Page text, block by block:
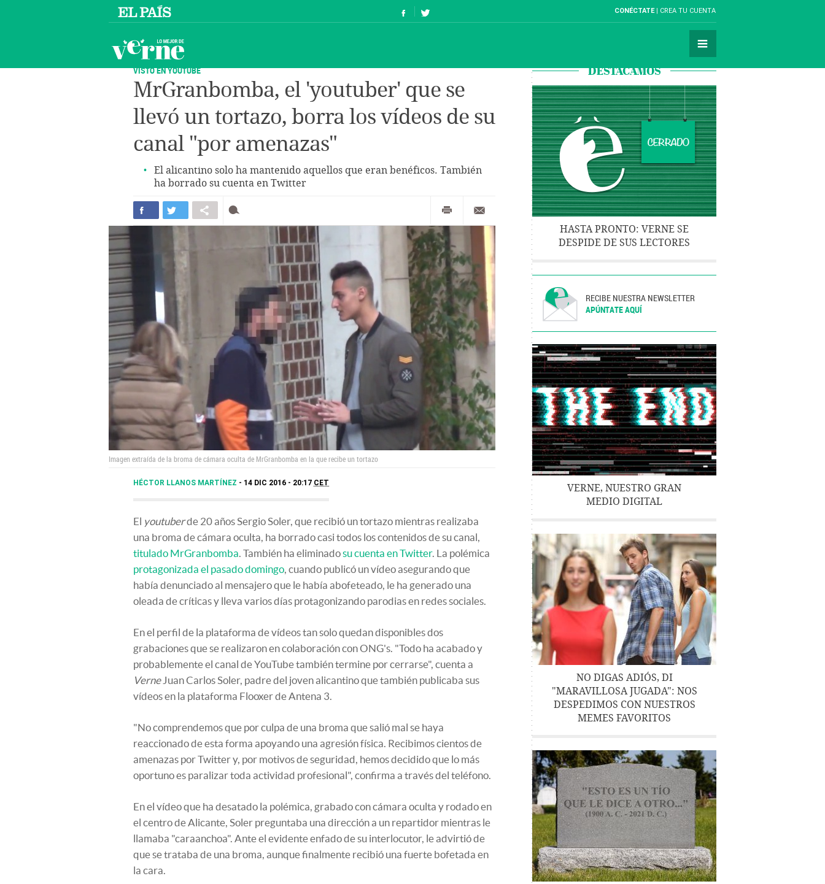
CONÉCTATE CREA TU CUENTA
VISTO EN YOUTUBE
MrGranbomba, el 'youtuber' que se
llevó un tortazo, borra los vídeos de su
canal "por amenazas"
El alicantino solo ha mantenido aquellos que eran benéficos. También
ha borrado su cuenta en Twitter
Imagen extraída de la broma de cámara oculta de MrGranbomba en la que recibe un tortazo
HÉCTOR LLANOS MARTÍNEZ 14 DIC 2016 - 20:17 CET
El youtuberde 20 años Sergio Soler, que recibió un tortazo mientras realizaba
una broma de cámara oculta, ha borrado casi todos los contenidos de su canal,
titulado MrGranbomba. También ha eliminadosu cuenta en Twitter. La polémica
protagonizada el pasado domingo, cuando publicó un vídeo asegurando que
había denunciado al mensajero que le había abofeteado, le ha generado una
oleada de críticas y lleva varios días protagonizando parodias en redes sociales.
En el perfil de la plataforma de vídeos tan solo quedan disponibles dos
grabaciones que se realizaron en colaboración con ONG's. "Todo ha acabado y
probablemente el canal de YouTube también termine por cerrarse", cuenta a
VerneJuan Carlos Soler, padre del joven alicantino que también publicaba sus
vídeos en la plataforma Flooxer de Antena 3.
"No comprendemos que por culpa de una broma que salió mal se haya
reaccionado de esta forma apoyando una agresión física. Recibimos cientos de
amenazas por Twitter y, por motivos de seguridad, hemos decidido que lo más
oportuno es paralizar toda actividad profesional", confirma a través del teléfono.
En el vídeo que ha desatado la polémica, grabado con cámara oculta y rodado en
el centro de Alicante, Soler preguntaba una dirección a un repartidor mientras le
llamaba "caraanchoa". Ante el evidente enfado de su interlocutor, le advirtió de
que se trataba de una broma, aunque finalmente recibió una fuerte bofetada en
la cara.
DESTACAMOS
HASTA PRONTO: VERNE SE
DESPIDE DE SUS LECTORES
RECIBE NUESTRA NEWSLETTER
APÚNTATE AQUÍ
VERNE, NUESTRO GRAN
MEDIO DIGITAL
NO DIGAS ADIÓS, DI
"MARAVILLOSA JUGADA": NOS
DESPEDIMOS CON NUESTROS
MEMES FAVORITOS